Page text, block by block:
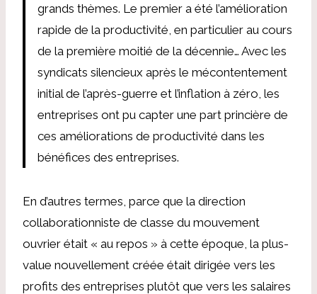
grands thèmes. Le premier a été l’amélioration
rapide de la productivité, en particulier au cours
de la première moitié de la décennie… Avec les
syndicats silencieux après le mécontentement
initial de l’après-guerre et l’inflation à zéro, les
entreprises ont pu capter une part princière de
ces améliorations de productivité dans les
bénéfices des entreprises.
En d’autres termes, parce que la direction
collaborationniste de classe du mouvement
ouvrier était « au repos » à cette époque, la plus-
value nouvellement créée était dirigée vers les
profits des entreprises plutôt que vers les salaires